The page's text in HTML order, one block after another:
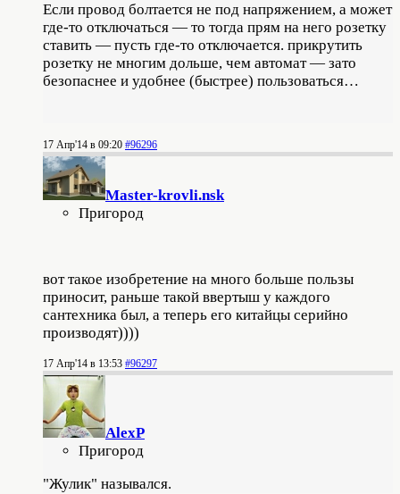
Если провод болтается не под напряжением, а может
где-то отключаться — то тогда прям на него розетку
ставить — пусть где-то отключается. прикрутить
розетку не многим дольше, чем автомат — зато
безопаснее и удобнее (быстрее) пользоваться…
17 Апр'14 в 09:20 #96296
Master-krovli.nsk
Пригород
вот такое изобретение на много больше пользы
приносит, раньше такой ввертыш у каждого
сантехника был, а теперь его китайцы серийно
производят))))
17 Апр'14 в 13:53 #96297
AlexP
Пригород
"Жулик" назывался.